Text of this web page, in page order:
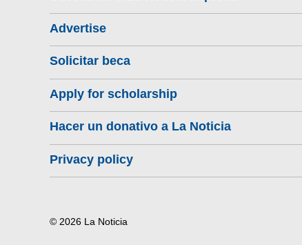
Advertise
Solicitar beca
Apply for scholarship
Hacer un donativo a La Noticia
Privacy policy
© 2026 La Noticia